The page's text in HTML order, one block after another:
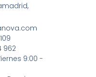
962
9:00 -